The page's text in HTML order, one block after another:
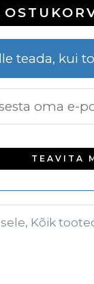
teada, kui
, Kõik